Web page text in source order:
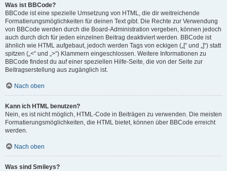
Was ist BBCode?
BBCode ist eine spezielle Umsetzung von HTML, die dir weitreichende
Formatierungsmöglichkeiten für deinen Text gibt. Die Rechte zur Verwendung
von BBCode werden durch die Board-Administration vergeben, können jedoch
auch durch dich für jeden einzelnen Beitrag deaktiviert werden. BBCode ist
ähnlich wie HTML aufgebaut, jedoch werden Tags von eckigen („[“ und „]“) statt
spitzen („<“ und „>“) Klammern eingeschlossen. Weitere Informationen zu
BBCode findest du auf einer speziellen Hilfe-Seite, die von der Seite zur
Beitragserstellung aus zugänglich ist.
Nach oben
Kann ich HTML benutzen?
Nein, es ist nicht möglich, HTML-Code in Beiträgen zu verwenden. Die meisten
Formatierungsmöglichkeiten, die HTML bietet, können über BBCode erreicht
werden.
Nach oben
Was sind Smileys?